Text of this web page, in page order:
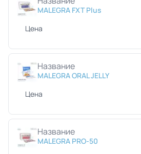
MALEGRA FXT Plus
Цена
Название
MALEGRA ORAL JELLY
Цена
Название
MALEGRA PRO-50